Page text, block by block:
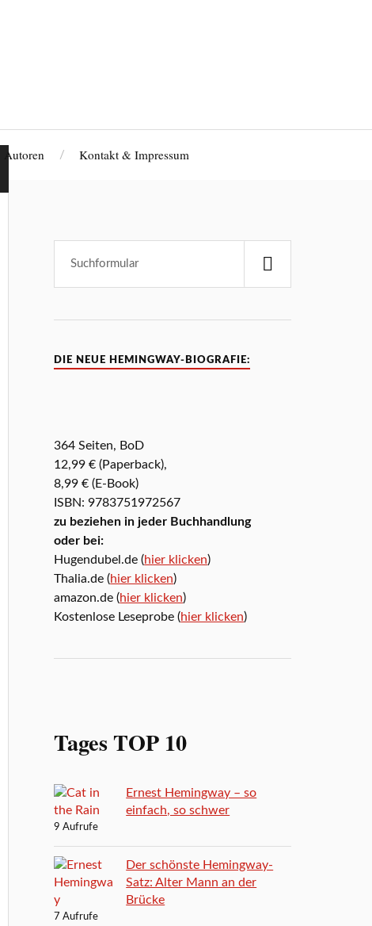
Autoren Kontakt & Impressum
DIE NEUE HEMINGWAY-BIOGRAFIE:
364 Seiten, BoD
12,99 € (Paperback),
8,99 € (E-Book)
ISBN: 9783751972567
zu beziehen in jeder Buchhandlung
oder bei:
Hugendubel.de (hier klicken)
Thalia.de (hier klicken)
amazon.de (hier klicken)
Kostenlose Leseprobe (hier klicken)
Tages TOP 10
Ernest Hemingway – so
einfach, so schwer
9 Aufrufe
Der schönste Hemingway-
Satz: Alter Mann an der
Brücke
7 Aufrufe